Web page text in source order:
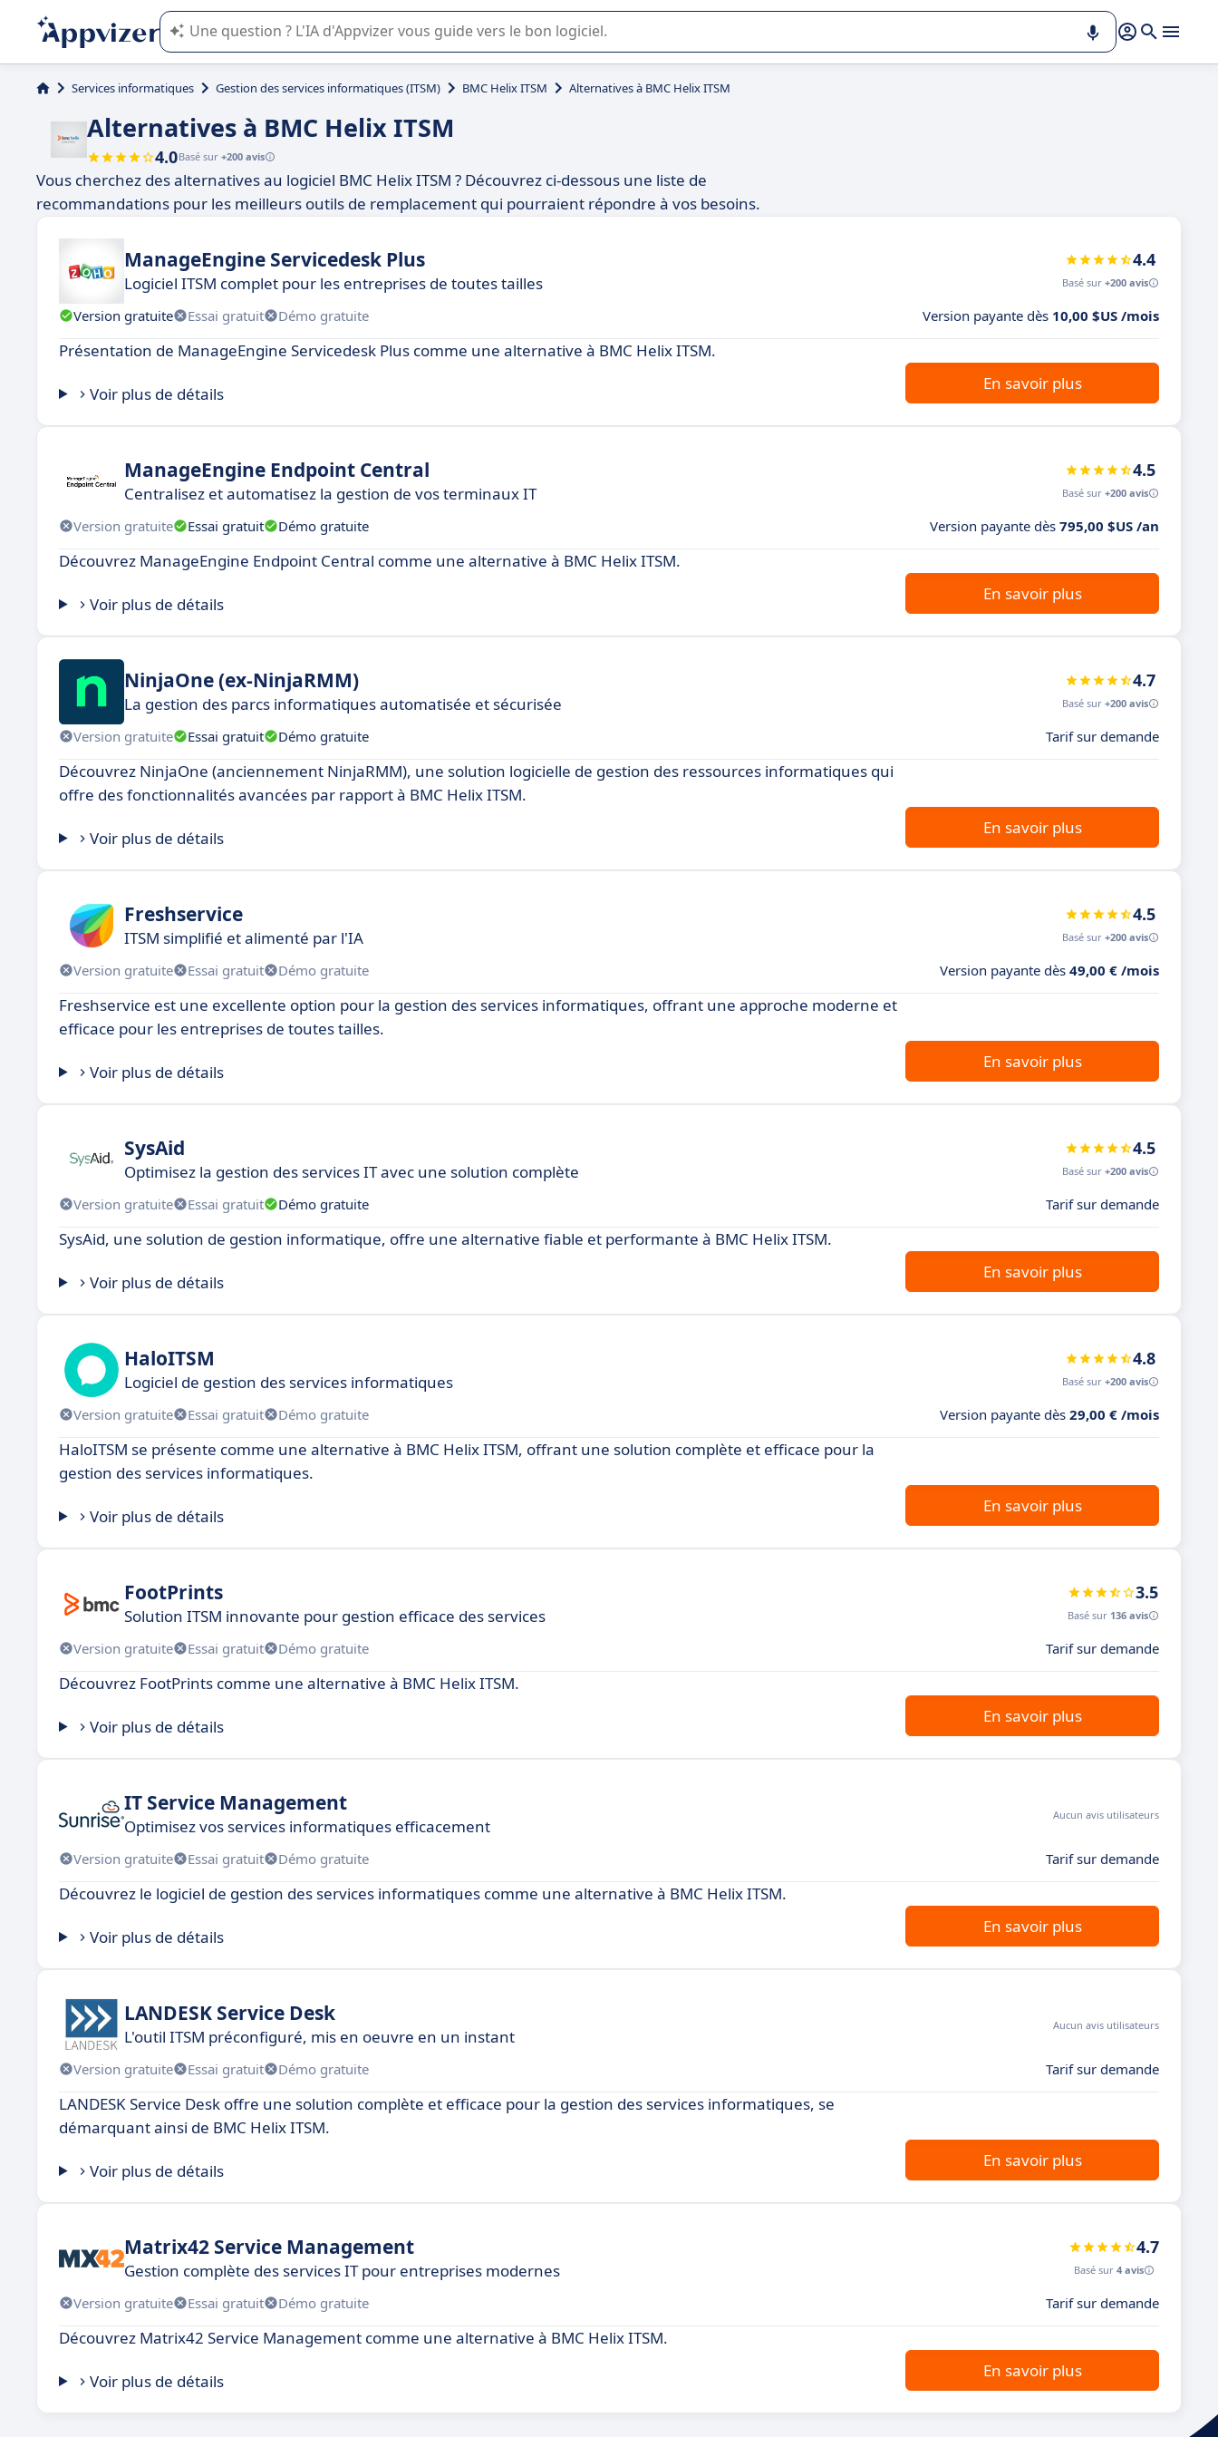
L'IA de Appvizer vous guide dans l'utilisation ou la sélection de logiciel SaaS en entreprise.
Services informatiques Gestion des services informatiques (ITSM) BMC Helix ITSM Alternatives à BMC Helix ITSM
Alternatives à BMC Helix ITSM
4.0Basé sur +200 avis
Vous cherchez des alternatives au logiciel BMC Helix ITSM ? Découvrez ci-dessous une liste de
recommandations pour les meilleurs outils de remplacement qui pourraient répondre à vos besoins.
ManageEngine Servicedesk Plus
Logiciel ITSM complet pour les entreprises de toutes tailles
4.4
Basé sur +200 avis
Version gratuite Essai gratuit Démo gratuite Version payante dès 10,00 $US /mois
Présentation de ManageEngine Servicedesk Plus comme une alternative à BMC Helix ITSM.
Voir plus de détails
En savoir plus
ManageEngine Endpoint Central
Centralisez et automatisez la gestion de vos terminaux IT
4.5
Basé sur +200 avis
Version gratuite Essai gratuit Démo gratuite Version payante dès 795,00 $US /an
Découvrez ManageEngine Endpoint Central comme une alternative à BMC Helix ITSM.
Voir plus de détails
En savoir plus
NinjaOne (ex-NinjaRMM)
La gestion des parcs informatiques automatisée et sécurisée
4.7
Basé sur +200 avis
Version gratuite Essai gratuit Démo gratuite Tarif sur demande
Découvrez NinjaOne (anciennement NinjaRMM), une solution logicielle de gestion des ressources informatiques qui
offre des fonctionnalités avancées par rapport à BMC Helix ITSM.
Voir plus de détails
En savoir plus
Freshservice
ITSM simplifié et alimenté par l'IA
4.5
Basé sur +200 avis
Version gratuite Essai gratuit Démo gratuite Version payante dès 49,00 € /mois
Freshservice est une excellente option pour la gestion des services informatiques, offrant une approche moderne et
efficace pour les entreprises de toutes tailles.
Voir plus de détails
En savoir plus
SysAid
Optimisez la gestion des services IT avec une solution complète
4.5
Basé sur +200 avis
Version gratuite Essai gratuit Démo gratuite Tarif sur demande
SysAid, une solution de gestion informatique, offre une alternative fiable et performante à BMC Helix ITSM.
Voir plus de détails
En savoir plus
HaloITSM
Logiciel de gestion des services informatiques
4.8
Basé sur +200 avis
Version gratuite Essai gratuit Démo gratuite Version payante dès 29,00 € /mois
HaloITSM se présente comme une alternative à BMC Helix ITSM, offrant une solution complète et efficace pour la
gestion des services informatiques.
Voir plus de détails
En savoir plus
FootPrints
Solution ITSM innovante pour gestion efficace des services
3.5
Basé sur 136 avis
Version gratuite Essai gratuit Démo gratuite Tarif sur demande
Découvrez FootPrints comme une alternative à BMC Helix ITSM.
Voir plus de détails
En savoir plus
IT Service Management
Optimisez vos services informatiques efficacement
Aucun avis utilisateurs
Version gratuite Essai gratuit Démo gratuite Tarif sur demande
Découvrez le logiciel de gestion des services informatiques comme une alternative à BMC Helix ITSM.
Voir plus de détails
En savoir plus
LANDESK Service Desk
L'outil ITSM préconfiguré, mis en oeuvre en un instant
Aucun avis utilisateurs
Version gratuite Essai gratuit Démo gratuite Tarif sur demande
LANDESK Service Desk offre une solution complète et efficace pour la gestion des services informatiques, se
démarquant ainsi de BMC Helix ITSM.
Voir plus de détails
En savoir plus
Matrix42 Service Management
Gestion complète des services IT pour entreprises modernes
4.7
Basé sur 4 avis
Version gratuite Essai gratuit Démo gratuite Tarif sur demande
Découvrez Matrix42 Service Management comme une alternative à BMC Helix ITSM.
Voir plus de détails
En savoir plus